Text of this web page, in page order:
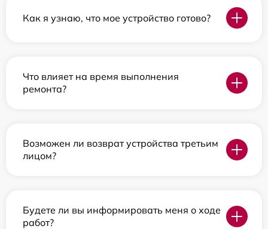
Как я узнаю, что мое устройство готово?
Что влияет на время выполнения
ремонта?
Возможен ли возврат устройства третьим
лицом?
Будете ли вы информировать меня о ходе
работ?